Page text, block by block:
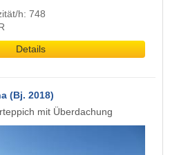
h: 748
Details
(Bj. 2018)
mit Überdachung